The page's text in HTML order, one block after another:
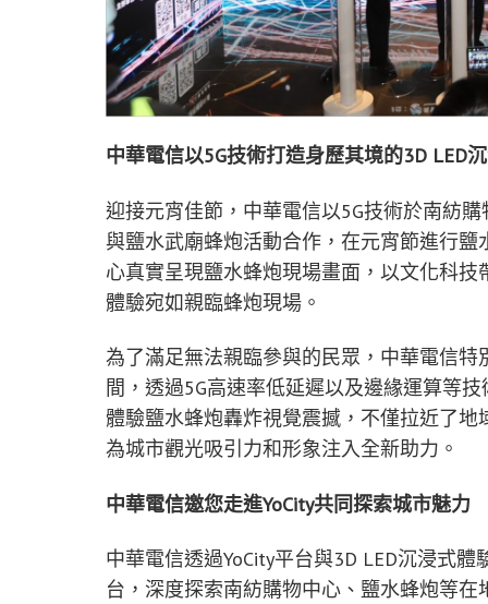
中華電信以5G技術打造身歷其境的3D LED
迎接元宵佳節，中華電信以5G技術於南紡
與鹽水武廟蜂炮活動合作，在元宵節進行
心真實呈現鹽水蜂炮現場畫面，以文化科
體驗宛如親臨蜂炮現場。
為了滿足無法親臨參與的民眾，中華電信
間，透過5G高速率低延遲以及邊緣運算等
體驗鹽水蜂炮轟炸視覺震撼，不僅拉近了
為城市觀光吸引力和形象注入全新助力。
中華電信邀您走進YoCity共同探索城市魅力
中華電信透過YoCity平台與3D LED沉浸式
台，深度探索南紡購物中心、鹽水蜂炮等